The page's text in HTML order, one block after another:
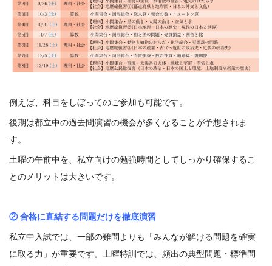
例えば、科目をしぼってのご参加も可能です。
後期は都立中の過去問演習の機会が多くなることが予想されま
す。
土曜の午前中を、私立向けの勉強時間としてしっかり確保するこ
とのメリットは大きいです。
② 合格に直結する問題だけを徹底演習
私立中入試では、一部の難問よりも「みんなが解ける問題を確実
に取る力」が重要です。土曜特訓では、頻出の典型問題・標準問